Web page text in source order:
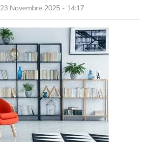
23 Novembre 2025 - 14:17